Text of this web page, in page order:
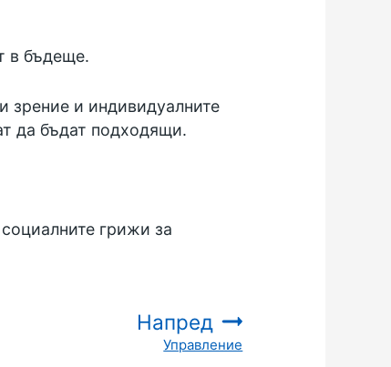
в бъдеще.
зрение и индивидуалните
да бъдат подходящи.
грижи за
Напред
:
Управление